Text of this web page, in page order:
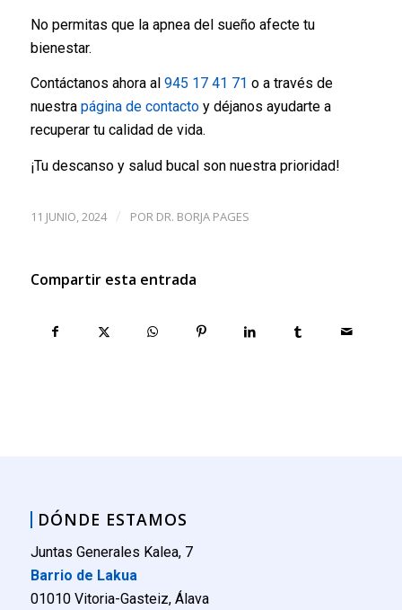
No permitas que la apnea del sueño afecte tu
bienestar.
Contáctanos ahora al 945 17 41 71 o a través de
nuestra página de contactoy déjanos ayudarte a
recuperar tu calidad de vida.
¡Tu descanso y salud bucal son nuestra prioridad!
11 JUNIO, 2024 / POR DR. BORJA PAGES
Compartir esta entrada
DÓNDE ESTAMOS
Juntas Generales Kalea, 7
Barrio de Lakua
01010 Vitoria-Gasteiz, Álava